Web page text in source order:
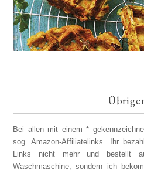
Bei allen mit einem *
sog. Amazon-Affiliatelinks. Ihr
Links nicht mehr und bestellt
Waschmaschine, sondern ich